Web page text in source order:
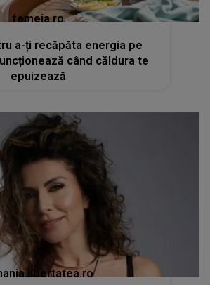
femeia.ro
a-ți recăpăta energia pe
când căldura te
epuizează